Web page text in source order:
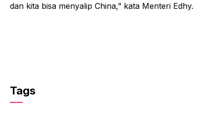
dan kita bisa menyalip China,” kata Menteri Edhy.
Tags